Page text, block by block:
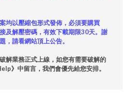
均以壓縮包形式發佈，必須要購買
及解壓密碼，有效下載期限30天。謝
，請看網站頂上公告。
解業務正式上線，如您有需要破解的
》中留言，我們會優先給您安排。